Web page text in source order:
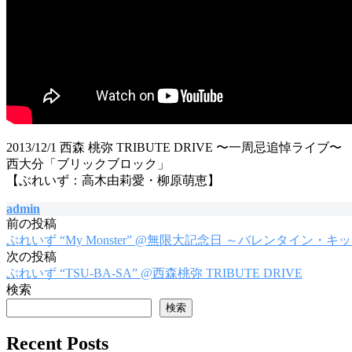
2013/12/1 西森 桃弥 TRIBUTE DRIVE 〜一周忌追悼ライブ〜
西大分「ブリックブロック」
【ぶれいず：高木由莉愛・柳原萌恵】
admin
投
稿
ナ
ビ
前の投稿
ぶれいず “My Monster” @無限大記念日 ～バレンタイン・キ
次の投稿
ぶれいず “TSU-BA-SA” @西森桃弥 TRIBUTE DRIVE
検索
検索
Recent Posts